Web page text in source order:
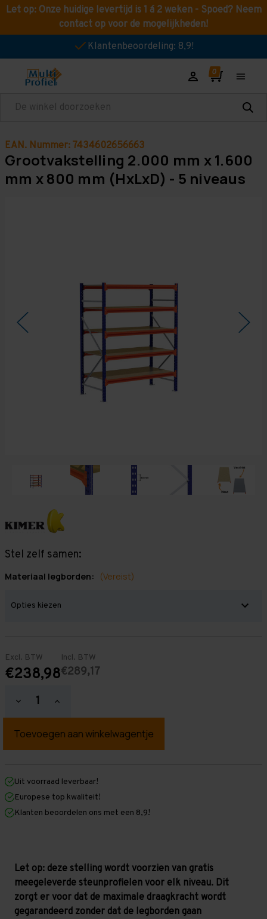
Let op: Onze huidige levertijd is 1 á 2 weken - Spoed? Neem
contact op voor de mogelijkheden!
Klantenbeoordeling: 8,9!
Zoeken
EAN. Nummer: 7434602656663
Grootvakstelling 2.000 mm x 1.600
mm x 800 mm (HxLxD) - 5 niveaus
Stel zelf samen:
Materiaal legborden: (Vereist)
Excl. BTW
€238,98
Incl. BTW
€289,17
Hoeveelheid
verlagen
Grootvakstelling
mm
mm
x
800
mm
Hoeveelheid
verhogen
Grootvakstelling
mm
mm
800
mm
Uit voorraad leverbaar!
Europese top kwaliteit!
Klanten beoordelen ons met een 8,9!
Let op: deze stelling wordt voorzien van gratis
meegeleverde steunprofielen voor elk niveau. Dit
zorgt er voor dat de maximale draagkracht wordt
gegarandeerd zonder dat de legborden gaan